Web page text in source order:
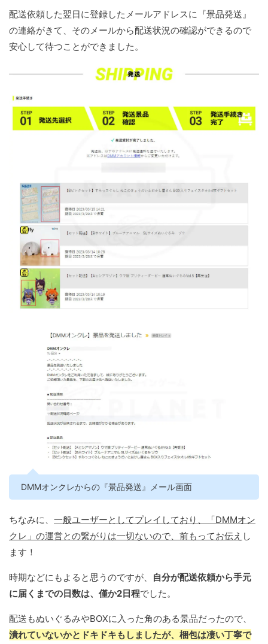
配送依頼した翌日に登録したメールアドレスに『景品発送』
の連絡がきて、そのメールから配送状況の確認ができるので
安心して待つことができました。
DMMオンクレからの『景品発送』メール画面
ちなみに、 一般ユーザーとしてプレイしており、「DMMオン
クレ」の運営との繋がりは一切ないので、前もってお伝え し
ます！
時期などにもよると思うのですが、
自分が配送依頼から手元
に届くまでの日数は、僅か2日程でした。
配送もぬいぐるみやBOXに入った角のある景品だったので、
潰れていないかとドキドキもしましたが、梱包は凄い丁寧で